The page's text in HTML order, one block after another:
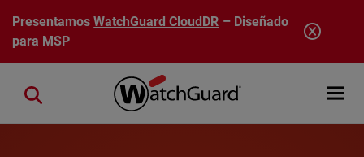
Pasar al contenido principal
PresentamosWatchGuard CloudDR – Diseñado
para MSP
Open
Close search